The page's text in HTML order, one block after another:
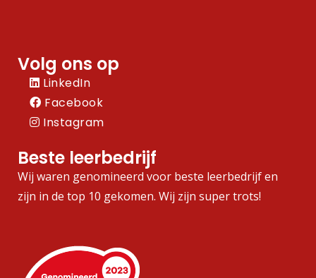
Volg ons op
LinkedIn
Facebook
Instagram
Beste leerbedrijf
Wij waren genomineerd voor beste leerbedrijf en
zijn in de top 10 gekomen. Wij zijn super trots!